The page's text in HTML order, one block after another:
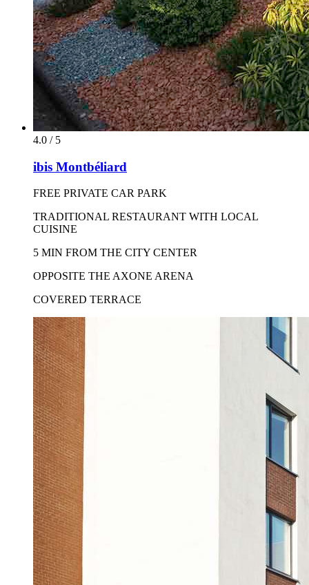
4.0 / 5
ibis Montbéliard
FREE PRIVATE CAR PARK
TRADITIONAL RESTAURANT WITH LOCAL
CUISINE
5 MIN FROM THE CITY CENTER
OPPOSITE THE AXONE ARENA
COVERED TERRACE